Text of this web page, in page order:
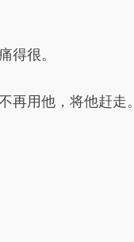
得很。
再用他，将他赶走。